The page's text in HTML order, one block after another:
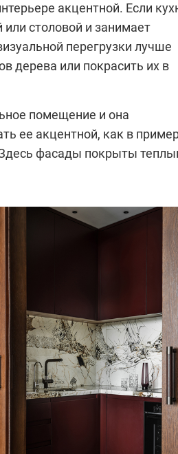
акцентной. Если
столовой и занимает
перегрузки лучше
дерева или покрасить их в
помещение и она
ее акцентной, как в
фасады покрыты